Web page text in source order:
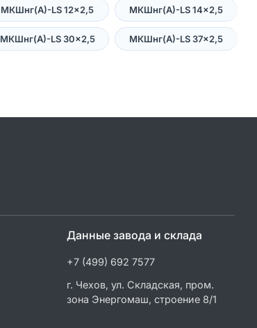
МКШнг(А)-LS 12×2,5 МКШнг(А)-LS 14×2,5
МКШнг(А)-LS 30×2,5 МКШнг(А)-LS 37×2,5
Данные завода и склада
+7 (499) 692 7577
г. Чехов, ул. Складская, пром.
зона Энергомаш, строение 8/1